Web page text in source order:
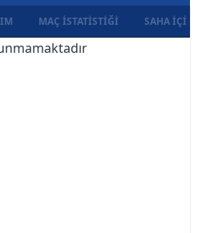
MAÇ İSTATISTIĞI SAHA İÇI